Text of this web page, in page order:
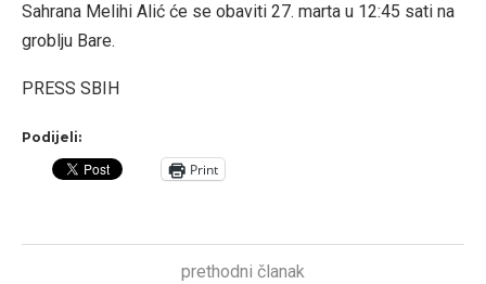
Sahrana Melihi Alić će se obaviti 27. marta u 12:45 sati na
groblju Bare.
PRESS SBIH
Podijeli:
Print
prethodni članak